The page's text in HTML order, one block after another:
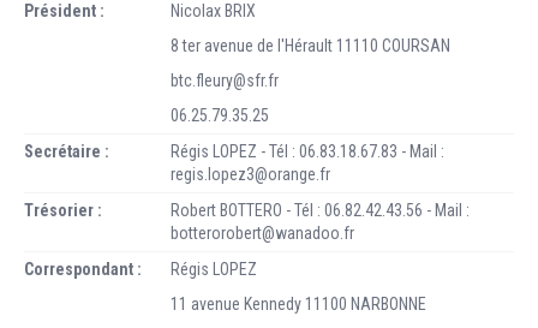
Président :
Nicolax BRIX
8 ter avenue de l'Hérault 11110 COURSAN
btc.fleury@sfr.fr
06.25.79.35.25
Secrétaire :
Régis LOPEZ - Tél : 06.83.18.67.83 - Mail :
regis.lopez3@orange.fr
Trésorier :
Robert BOTTERO - Tél : 06.82.42.43.56 - Mail :
botterorobert@wanadoo.fr
Correspondant :
Régis LOPEZ
11 avenue Kennedy 11100 NARBONNE